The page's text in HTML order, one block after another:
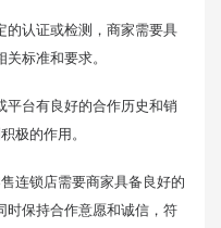
的认证或检测，商家需要具
标准和要求。
平台有良好的合作历史和销
极的作用。
连锁店需要商家具备良好的
时保持合作意愿和诚信，符